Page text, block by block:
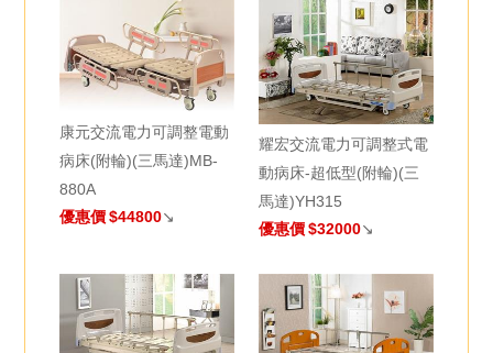
康元交流電力可調整電動
病床(附輪)(三馬達)MB-
880A
優惠價 $44800↘
耀宏交流電力可調整式電
動病床-超低型(附輪)(三
馬達)YH315
優惠價$32000↘